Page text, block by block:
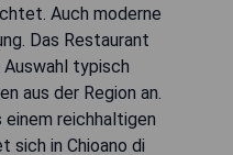
Auch moderne
Das Restaurant
typisch
aus der Region an.
reichhaltigen
sich in Chioano di